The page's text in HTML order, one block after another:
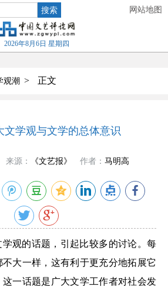
搜索 网站地图
2026年8月6日 星期四
观潮 > 正文
文学观与文学的总体意识
来源： 《文艺报》 作者： 马明高
观的话题，引起比较多的讨论。每
大一样，这有利于更充分地拓展它
这一话题是广大文学工作者对社会发